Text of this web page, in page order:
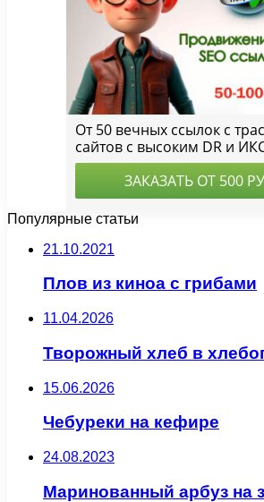
Популярные статьи
21.10.2021
Плов из киноа с грибами
11.04.2026
Творожный хлеб в
15.06.2026
Чебуреки на кефире
24.08.2023
Маринованный арбуз на